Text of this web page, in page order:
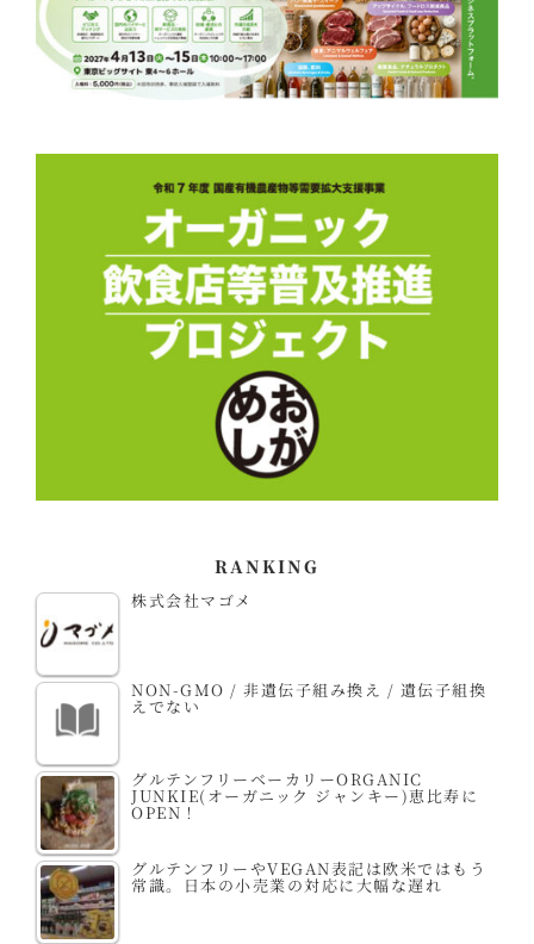
RANKING
株式会社マゴメ
NON-GMO / 非遺伝子組み換え / 遺伝子組換
えでない
グルテンフリーベーカリーORGANIC
JUNKIE(オーガニック ジャンキー)恵比寿に
OPEN！
グルテンフリーやVEGAN表記は欧米ではもう
常識。日本の小売業の対応に大幅な遅れ